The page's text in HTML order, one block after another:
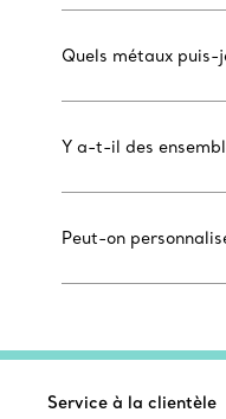
Quels métaux puis-
Y a-t-il des
Peut-on
Service à la clientèle